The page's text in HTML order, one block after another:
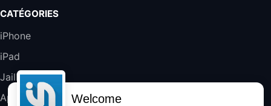
Blanc
357,4€
CATÉGORIES
iPhone
iPad
Jailbreak
Applications
Welcome